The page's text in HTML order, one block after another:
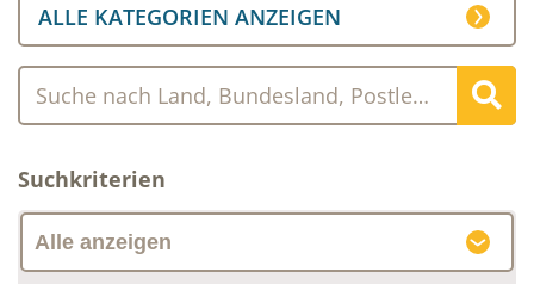
ALLE KATEGORIEN ANZEIGEN
Suche nach Land, Bundesland, Postleitzahl, Stadt oder Name
Suchkriterien